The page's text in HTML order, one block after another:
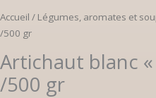
Accueil / Légumes, aromates et
/500 gr
Artichaut blanc «
/500 gr